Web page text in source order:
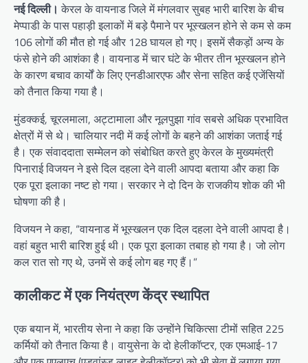
नई दिल्ली। केरल के वायनाड जिले में मंगलवार सुबह भारी बारिश के बीच
मेप्पाडी के पास पहाड़ी इलाकों में बड़े पैमाने पर भूस्खलन होने से कम से कम
106 लोगों की मौत हो गई और 128 घायल हो गए। इसमें सैकड़ों अन्य के
फंसे होने की आशंका है। वायनाड में चार घंटे के भीतर तीन भूस्खलन होने
के कारण बचाव कार्यों के लिए एनडीआरएफ और सेना सहित कई एजेंसियों
को तैनात किया गया है।
मुंडक्कई, चूरलमाला, अट्टामाला और नूलपुझा गांव सबसे अधिक प्रभावित
क्षेत्रों में से थे। चालियार नदी में कई लोगों के बहने की आशंका जताई गई
है। एक संवाददाता सम्मेलन को संबोधित करते हुए केरल के मुख्यमंत्री
पिनाराई विजयन ने इसे दिल दहला देने वाली आपदा बताया और कहा कि
एक पूरा इलाका नष्ट हो गया। सरकार ने दो दिन के राजकीय शोक की भी
घोषणा की है।
विजयन ने कहा, “वायनाड में भूस्खलन एक दिल दहला देने वाली आपदा है।
वहां बहुत भारी बारिश हुई थी। एक पूरा इलाका तबाह हो गया है। जो लोग
कल रात सो गए थे, उनमें से कई लोग बह गए हैं।”
कालीकट में एक नियंत्रण केंद्र स्थापित
एक बयान में, भारतीय सेना ने कहा कि उन्होंने चिकित्सा टीमों सहित 225
कर्मियों को तैनात किया है। वायुसेना के दो हेलीकॉप्टर, एक एमआई-17